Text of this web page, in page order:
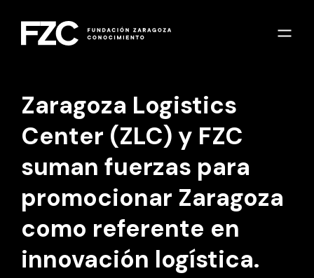
Zaragoza Logistics
Center (ZLC) y FZC
suman fuerzas para
promocionar Zaragoza
como referente en
innovación logística.